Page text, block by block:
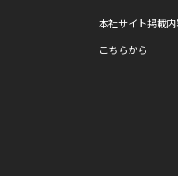
本社サイト掲載内
こちらから